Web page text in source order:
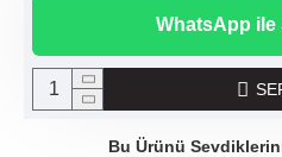
WhatsApp ile
Bu Ürünü